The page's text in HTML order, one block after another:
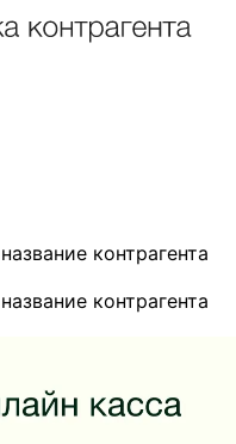
контрагента
контрагента